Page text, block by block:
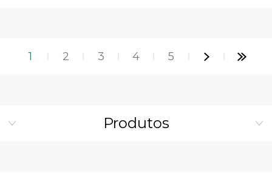
1 2 3 4 5
Produtos